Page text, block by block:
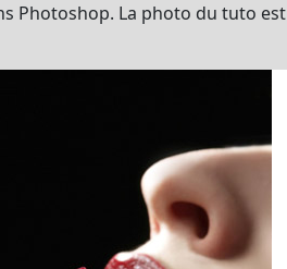
Photoshop. La photo du tuto est